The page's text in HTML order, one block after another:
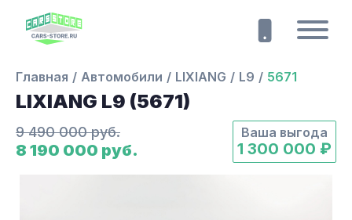
Главная Автомобили LIXIANG L9 5671
LIXIANG L9 (5671)
9 490 000 руб.
8 190 000 руб.
Ваша выгода
1 300 000 ₽